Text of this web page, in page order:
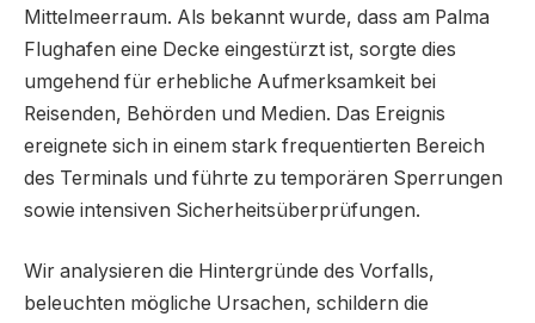
Mittelmeerraum. Als bekannt wurde, dass am Palma
Flughafen eine Decke eingestürzt ist, sorgte dies
umgehend für erhebliche Aufmerksamkeit bei
Reisenden, Behörden und Medien. Das Ereignis
ereignete sich in einem stark frequentierten Bereich
des Terminals und führte zu temporären Sperrungen
sowie intensiven Sicherheitsüberprüfungen.
Wir analysieren die Hintergründe des Vorfalls,
beleuchten mögliche Ursachen, schildern die